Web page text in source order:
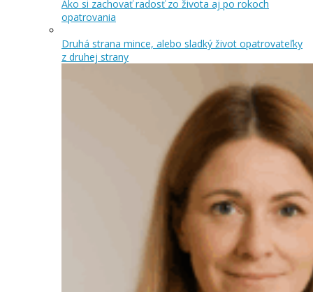
Ako si zachovať radosť zo života aj po rokoch
opatrovania
Druhá strana mince, alebo sladký život opatrovateľky
z druhej strany